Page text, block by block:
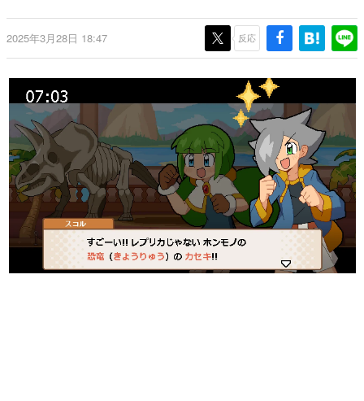
ゲーム世代の作家たち
ゲームに多大な影響を受けた作家さんに取材し、ゲームが
日本のコンテンツ産業やカルチャーに与えた影響を探る企
画です。
日本のモバイルゲーム史における主要なトピック・タイト
ルを網羅するほか、開発者へのインタビューや識者による
解説を掲載。約20年の歴史が一望できる決定版！
若ゲのいたり〜ゲームクリエイターの青春〜
『うつヌケ』『ペンと箸』等で知られるマンガ家・田中圭
一先生によるゲーム業界レポートマンガです。
なんでゲームは面白い？
ゲーム開発者・hamatsu氏がゲームの魅力を画面や操作の
具体的な形から解き明かしていく、硬派で骨太な評論連載
です。
2025年3月28日 18:47 反応